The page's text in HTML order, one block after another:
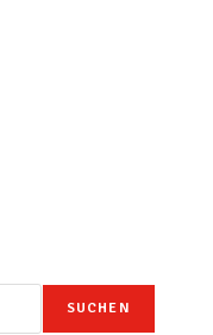
SUCHEN